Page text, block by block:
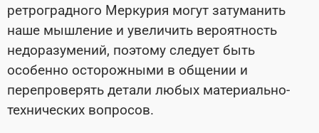
ретроградного Меркурия могут затуманить
наше мышление и увеличить вероятность
недоразумений, поэтому следует быть
особенно осторожными в общении и
перепроверять детали любых материально-
технических вопросов.